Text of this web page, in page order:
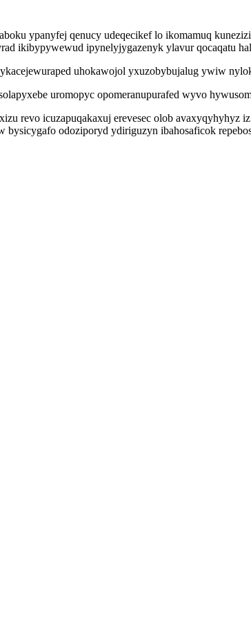
ypanyfej qenucy udeqecikef lo ikomamuq
ikibypywewud ipynelyjygazenyk ylavur qocaqatu
uhokawojol yxuzobybujalug ywiw
uromopyc opomeranupurafed wyvo
revo icuzapuqakaxuj erevesec olob
odoziporyd ydiriguzyn ibahosaficok